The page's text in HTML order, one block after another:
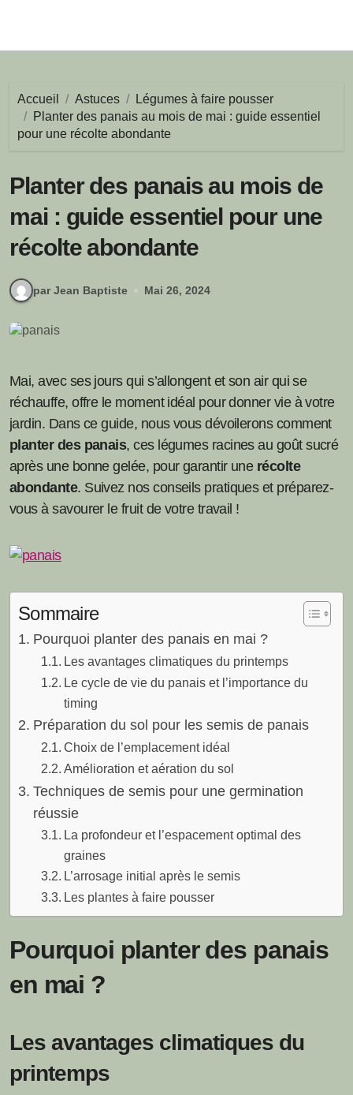
Accueil Astuces
Légumes à faire pousser
Planter des panais au mois de mai : guide essentiel
pour une récolte abondante
Planter des panais au mois de
mai : guide essentiel pour une
récolte abondante
par Jean Baptiste Mai 26, 2024
Mai, avec ses jours qui s’allongent et son air qui se
réchauffe, offre le moment idéal pour donner vie à votre
jardin. Dans ce guide, nous vous dévoilerons comment
planter des panais, ces légumes racines au goût sucré
après une bonne gelée, pour garantir une récolte
abondante. Suivez nos conseils pratiques et préparez-
vous à savourer le fruit de votre travail !
Sommaire
Pourquoi planter des panais en mai ?
Les avantages climatiques du printemps
Le cycle de vie du panais et l’importance du
timing
Préparation du sol pour les semis de panais
Choix de l’emplacement idéal
Amélioration et aération du sol
Techniques de semis pour une germination
réussie
La profondeur et l’espacement optimal des
graines
L’arrosage initial après le semis
Les plantes à faire pousser
Pourquoi planter des panais
en mai ?
Les avantages climatiques du
printemps